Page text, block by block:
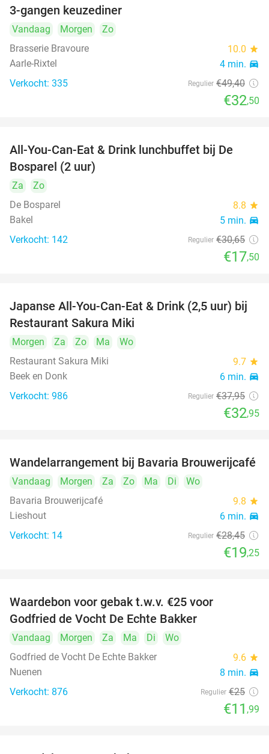
3-gangen keuzediner
Vandaag Morgen
Zo
Brasserie Bravoure
10.0 star
Aarle-Rixtel 4 min. directions_car
Verkocht: 335 Regulier €49,40
€32,50
43%
All-You-Can-Eat & Drink lunchbuffet bij De
Bosparel (2 uur)
Za
Zo
De Bosparel
8.8 star
Bakel 5 min. directions_car
Verkocht: 142 Regulier €30,65
€17,50
13%
Japanse All-You-Can-Eat & Drink (2,5 uur) bij
Restaurant Sakura Miki
Morgen Za Zo Ma
Wo
Restaurant Sakura Miki
9.7 star
Beek en Donk 6 min. directions_car
Verkocht: 986 Regulier €37,95
€32,95
32%
Wandelarrangement bij Bavaria Brouwerijcafé
Vandaag Morgen Za Zo Ma Di
Wo
Bavaria Brouwerijcafé
9.8 star
Lieshout 6 min. directions_car
Verkocht: 14 Regulier €28,45
€19,25
Waardebon voor gebak t.w.v. €25 voor
Godfried de Vocht De Echte Bakker
Vandaag Morgen Za Ma Di
Wo
Godfried de Vocht De Echte Bakker
9.6 star
Nuenen 8 min. directions_car
Verkocht: 876 Regulier €25
€11 ,99